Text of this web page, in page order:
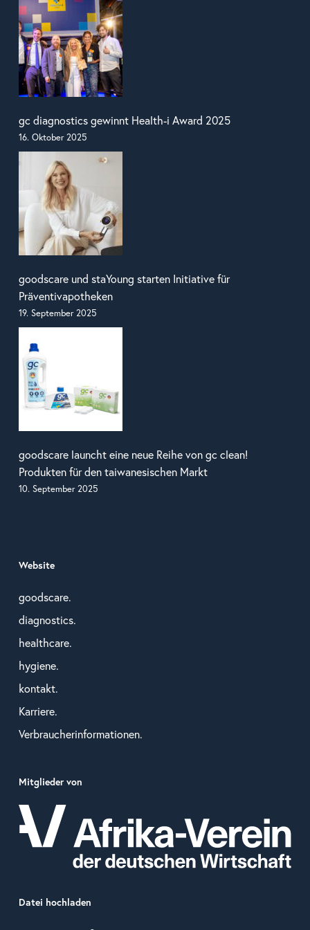
gc diagnostics gewinnt Health-i Award 2025
16. Oktober 2025
goodscare und staYoung starten Initiative für
Präventivapotheken
19. September 2025
goodscare launcht eine neue Reihe von gc clean!
Produkten für den taiwanesischen Markt
10. September 2025
Website
goodscare.
diagnostics.
healthcare.
hygiene.
kontakt.
Karriere.
Verbraucherinformationen.
Mitglieder von
Datei hochladen